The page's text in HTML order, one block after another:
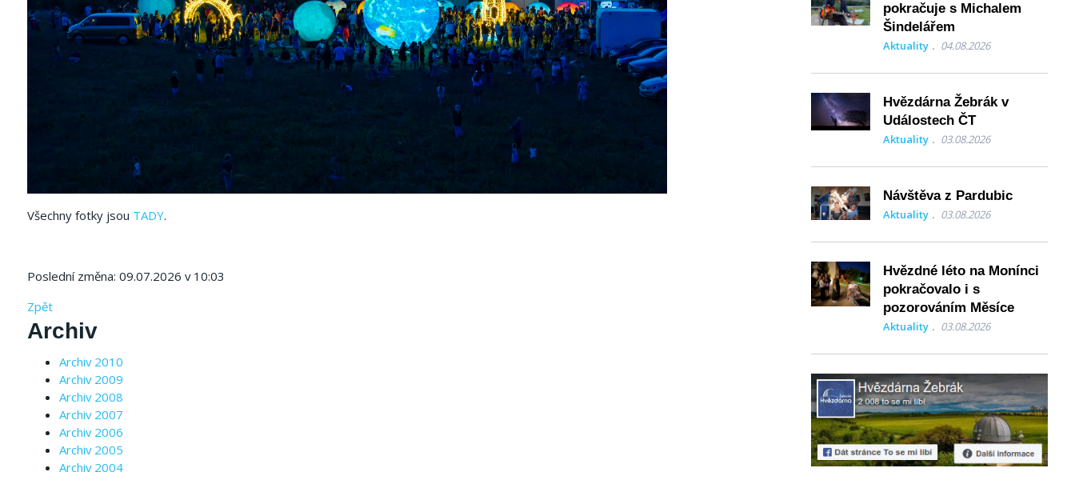
Všechny fotky jsou TADY.
Poslední změna: 09.07.2026 v 10:03
Zpět
Archiv
Archiv 2010
Archiv 2009
Archiv 2008
Archiv 2007
Archiv 2006
Archiv 2005
Archiv 2004
pokračuje s Michalem
Šindelářem
Aktuality 04.08.2026
Hvězdárna Žebrák v
Událostech ČT
Aktuality 03.08.2026
Návštěva z Pardubic
Aktuality 03.08.2026
Hvězdné léto na Monínci
pokračovalo i s
pozorováním Měsíce
Aktuality 03.08.2026